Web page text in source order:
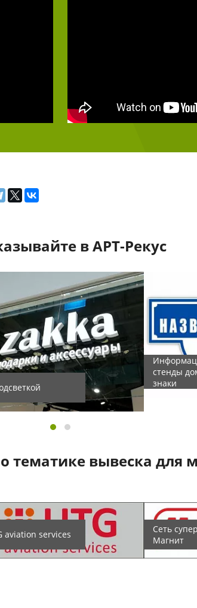
в АРТ-Рекус
стенды
знаки
тематике вывеска для
aviation services
Сеть
Магнит